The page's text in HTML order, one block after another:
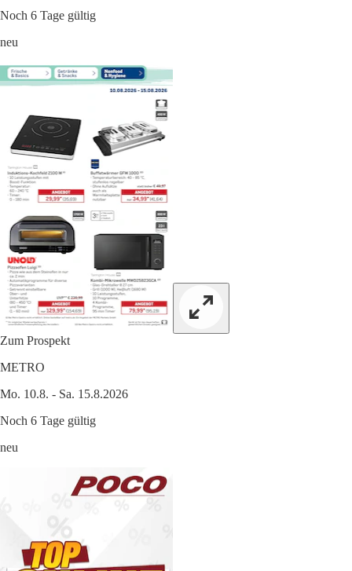
Noch 6 Tage gültig
neu
Zum Prospekt
METRO
Mo. 10.8. - Sa. 15.8.2026
Noch 6 Tage gültig
neu